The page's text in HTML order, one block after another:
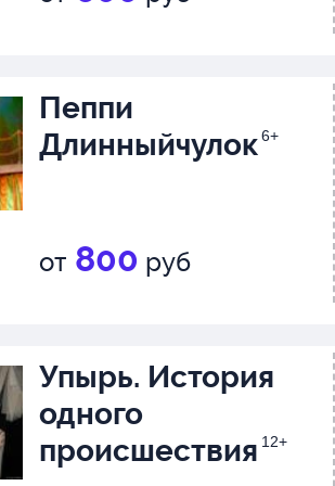
Суетин.
Пеппи
Длинныйчулок6+
от 800 руб
Упырь. История
одного
происшествия 12+